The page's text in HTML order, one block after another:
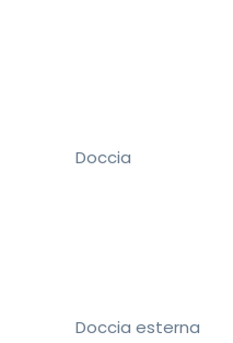
Doccia
Doccia esterna